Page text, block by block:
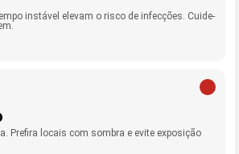
instável elevam o risco de infecções. Cuide-
Prefira locais com sombra e evite exposição